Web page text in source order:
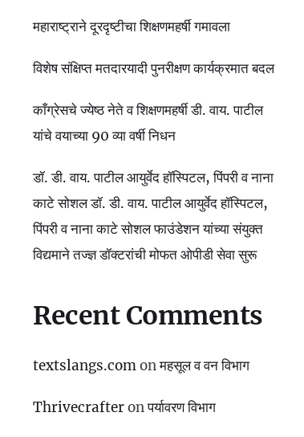
डॉ. डी. वाय. पाटील आयुर्वेद हॉस्पिटल,
पाटील आयुर्वेद हॉस्पिटल, पिंपरी व नाना
विद्यमाने तज्ज्ञ डॉक्टरांची मोफत ओपीडी
महाराष्ट्रात पहिल्यांदाच
मध्ये’ हजारो युवा एकत्र
मनपा आयुक्त डॉ. विजय
विशेष अभिनंदन
महाराष्ट्राने दूरदृष्टीचा शिक्षणमहर्षी गमावला
विशेष संक्षिप्त मतदारयादी पुनरीक्षण कार्यक्रमात बदल
काँग्रेसचे ज्येष्ठ नेते व शिक्षणमहर्षी डी. वाय. पाटील
यांचे वयाच्या 90 व्या वर्षी निधन
डॉ. डी. वाय. पाटील आयुर्वेद हॉस्पिटल, पिंपरी व नाना
काटे सोशल डॉ. डी. वाय. पाटील आयुर्वेद हॉस्पिटल,
पिंपरी व नाना काटे सोशल फाउंडेशन यांच्या संयुक्त
विद्यमाने तज्ज्ञ डॉक्टरांची मोफत ओपीडी सेवा सुरू
Recent Comments
textslangs.comonमहसूल व वन विभाग
Thrivecrafteronपर्यावरण विभाग